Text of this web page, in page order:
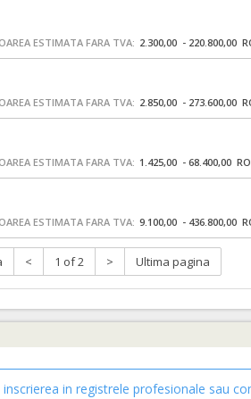
ESTIMATA FARA TVA: 2.300,00 - 220.800,00
ESTIMATA FARA TVA: 2.850,00 - 273.600,00
ESTIMATA FARA TVA: 1.425,00 - 68.400,00
ESTIMATA FARA TVA: 9.100,00 - 436.800,00
< 1 of 2 > Ultima pagina
in registrele profesionale sau